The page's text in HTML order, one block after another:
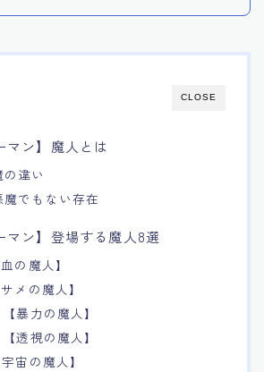
CLOSE
マン】魔人とは
違い
でもない存在
マン】登場する魔人8選
の魔人】
メの魔人】
暴力の魔人】
透視の魔人】
宙の魔人】